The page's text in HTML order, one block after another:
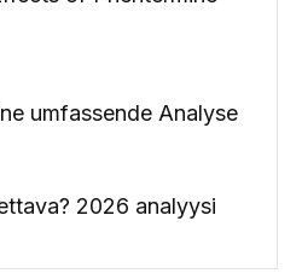
umfassende Analyse
2026 analyysi